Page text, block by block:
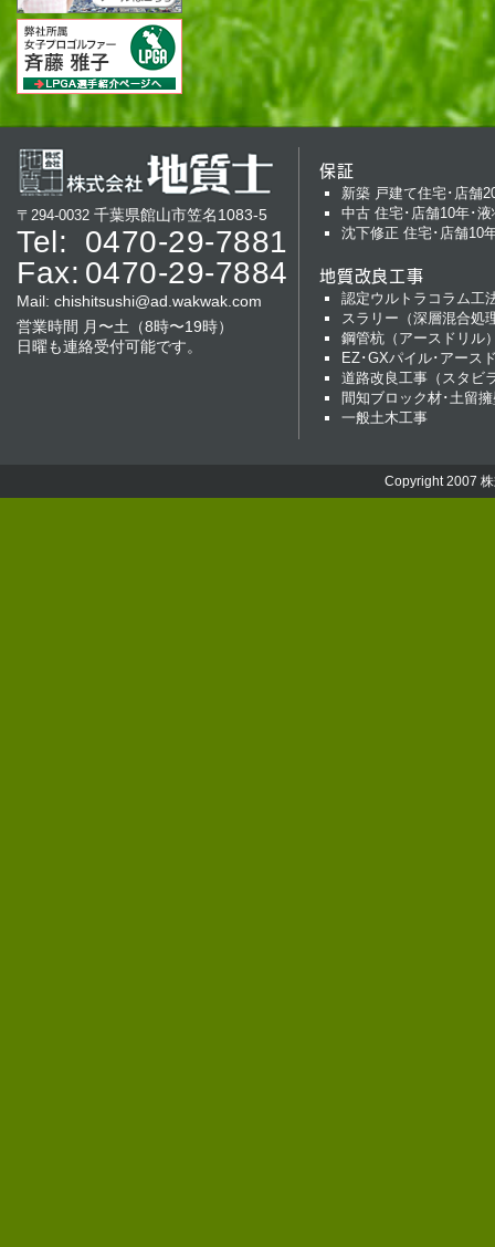
〒294-0032 千葉県館山市笠名1083-5
Tel:
0470-29-7881
Fax: 0470-29-7884
Mail: chishitsushi@ad.wakwak.com
営業時間 月〜土（8時〜19時）
日曜も連絡受付可能です。
保証
新築 戸建て住宅･店舗
中古 住宅･店舗10年･液
沈下修正 住宅･店舗10
地質改良工事
認定ウルトラコラム工
スラリー（深層混合処
鋼管杭（アースドリル
EZ･GXパイル･アース
道路改良工事（スタビ
間知ブロック材･土留
一般土木工事
Copyright 2007